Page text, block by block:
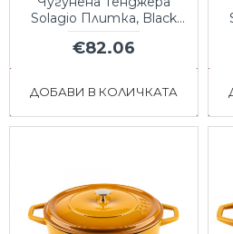
Solagio Плитка, Black
Onyx, Ф26
€82.06
ДОБАВИ В КОЛИЧКАТА